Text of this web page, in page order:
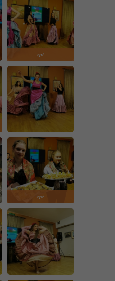
rpt
rpt